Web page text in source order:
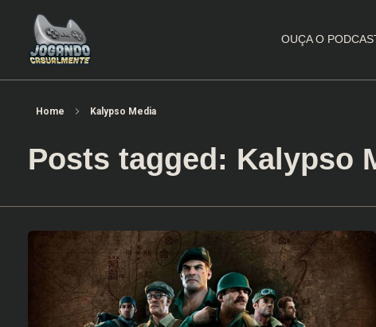
OUÇA O
Home Kalypso Media
Posts tagged: Kalypso